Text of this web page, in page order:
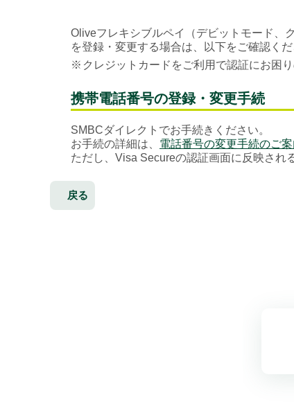
Oliveフレキシブルペイ（デビットモード、
を登録・変更する場合は、以下をご確認くだ
※ クレジットカードをご利用で認証にお困り
携帯電話番号の登録・変更手続
SMBCダイレクトでお手続きください。
お手続の詳細は、 電話番号の変更手続のご
ただし、Visa Secureの認証画面に反映され
戻る